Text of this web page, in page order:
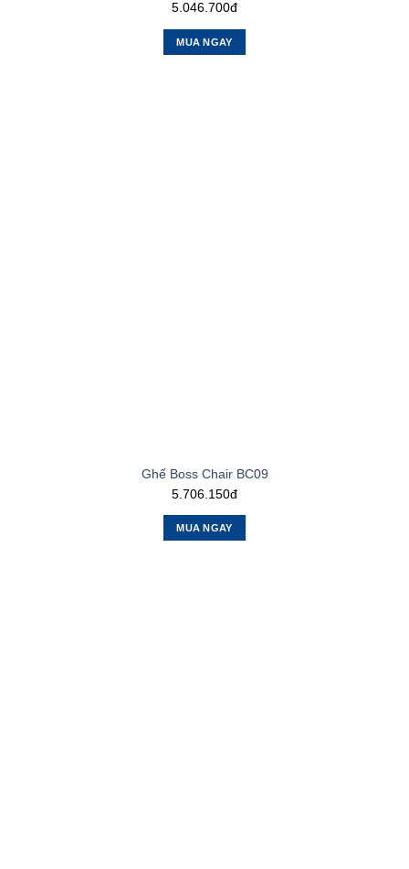
5.046.700đ
MUA NGAY
Ghế Boss Chair BC09
5.706.150đ
MUA NGAY